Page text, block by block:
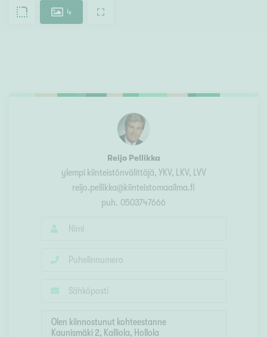
4
Reijo Pellikka
ylempi kiinteistönvälittäjä, YKV, LKV, LVV
reijo.pellikka@kiinteistomaailma.fi
puh. 0503747666